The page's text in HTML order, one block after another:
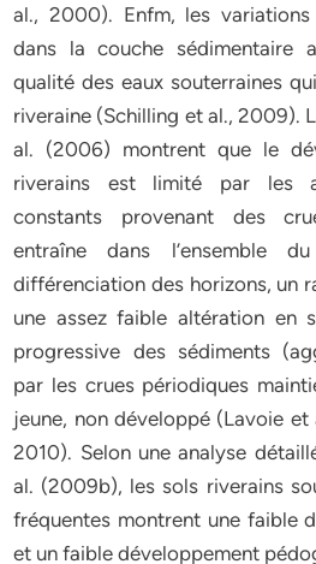
al., 2000). Enfm, les
dans la couche sédimentaire
qualité des eaux souterraines
riveraine (Schilling et al., 2009).
al. (2006) montrent que le
riverains est limité par les
constants provenant des
entraîne dans l’ensemble
différenciation des horizons, un
une assez faible altération en
progressive des sédiments
par les crues périodiques
jeune, non développé (Lavoie
2010). Selon une analyse
al. (2009b), les sols riverains
fréquentes montrent une faible
et un faible développement